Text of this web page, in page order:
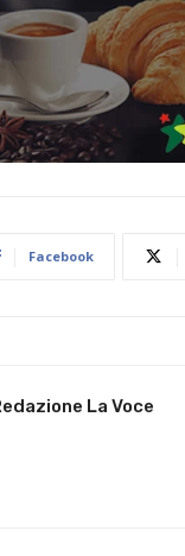
Facebook
La Voce